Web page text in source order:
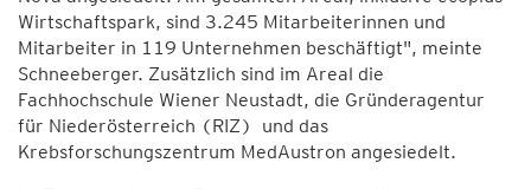
Wirtschaftspark, sind 3.245 Mitarbeiterinnen und
Mitarbeiter in 119 Unternehmen beschäftigt", meinte
Schneeberger. Zusätzlich sind im Areal die
Fachhochschule Wiener Neustadt, die Gründeragentur
für Niederösterreich (RIZ) und das
Krebsforschungszentrum MedAustron angesiedelt.